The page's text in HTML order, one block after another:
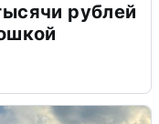
рублей